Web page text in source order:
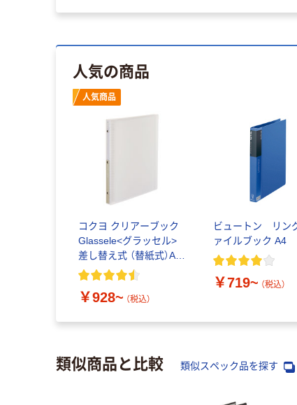
人気の商品
人気商品
コクヨ クリアーブック
Glassele<グラッセル>
差し替え式 （替紙式）A4
タテ 30穴 半透明表紙
￥928~ （税込）
ビュートン リン
ァイルブック A4
￥719~ （税込）
類似商品と比較 類似スペック品を探す